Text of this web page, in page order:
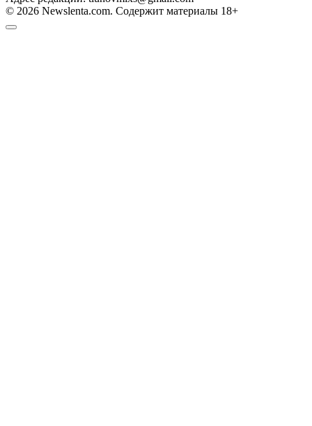
© 2026 Newslenta.com. Содержит материалы 18+